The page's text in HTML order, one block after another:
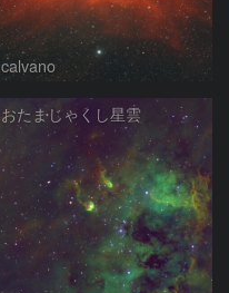
calvano
おたまじゃくし星雲